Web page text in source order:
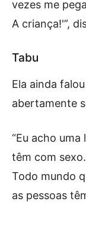
vezes me
A criança!'”,
Tabu
Ela ainda
abertamente
“Eu acho uma
têm com
Todo mundo
as pessoas